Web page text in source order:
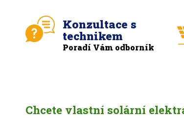
Konzultace s
technikem
Poradí Vám odborník
Chcete vlastní solární